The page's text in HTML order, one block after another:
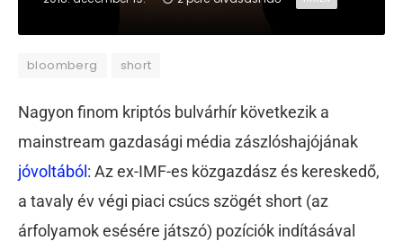
bloomberg short
Nagyon finom kriptós bulvárhír következik a
mainstream gazdasági média zászlóshajójának
jóvoltából : Az ex-IMF-es közgazdász és kereskedő,
a tavaly év végi piaci csúcs szögét short (az
árfolyamok esésére játszó) pozíciók indításával